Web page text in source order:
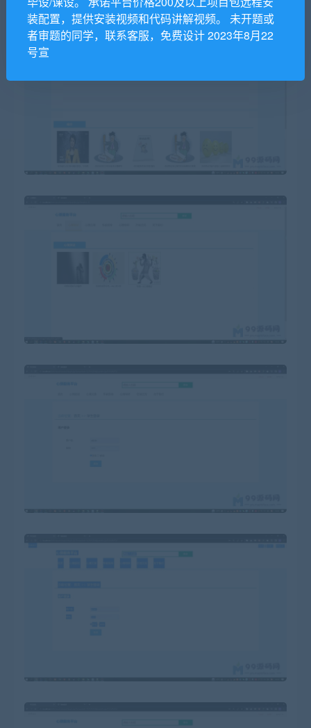
装配置，提供安装视频和代码讲解视频。 未开题或
者审题的同学，联系客服，免费设计 2023年8月22
号宣